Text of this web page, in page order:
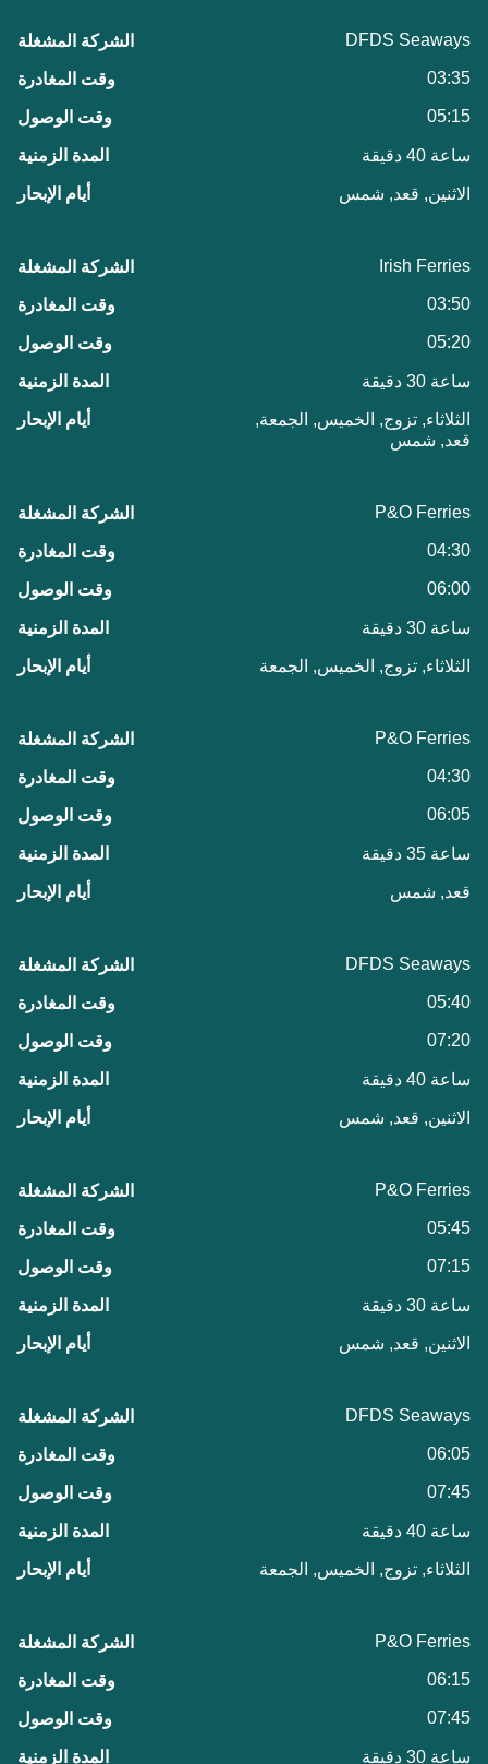
DFDS Seaways
03:35
05:15
ساعة 40 دقيقة
الاثنين, قعد, شمس
Irish Ferries
03:50
05:20
ساعة 30 دقيقة
الثلاثاء, تزوج, الخميس, الجمعة,
قعد, شمس
P&O Ferries
04:30
06:00
ساعة 30 دقيقة
الثلاثاء, تزوج, الخميس, الجمعة
P&O Ferries
04:30
06:05
ساعة 35 دقيقة
قعد, شمس
DFDS Seaways
05:40
07:20
ساعة 40 دقيقة
الاثنين, قعد, شمس
P&O Ferries
05:45
07:15
ساعة 30 دقيقة
الاثنين, قعد, شمس
DFDS Seaways
06:05
07:45
ساعة 40 دقيقة
الثلاثاء, تزوج, الخميس, الجمعة
P&O Ferries
06:15
07:45
ساعة 30 دقيقة